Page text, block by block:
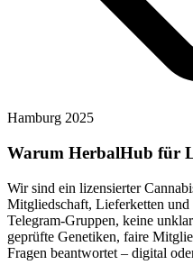
Hamburg 2025
Warum HerbalHub für
Wir sind ein lizensierter
Mitgliedschaft, Lieferketten
Telegram-Gruppen, keine
geprüfte Genetiken, faire
Fragen beantwortet – digital